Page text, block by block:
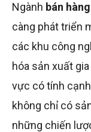
Ngành bán
càng phát triển
các khu công
hóa sản xuất
vực có tính
không chỉ có
những chiến